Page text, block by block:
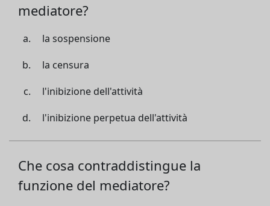
mediatore?
la sospensione
la censura
l'inibizione dell'attività
l'inibizione perpetua dell'attività
Che cosa contraddistingue la
funzione del mediatore?